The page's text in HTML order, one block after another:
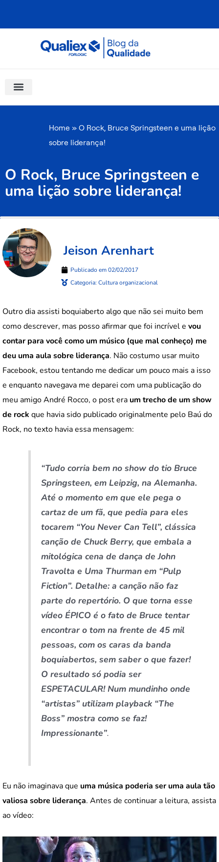
Home » O Rock, Bruce Springsteen e uma lição
sobre liderança!
O Rock, Bruce Springsteen e
uma lição sobre liderança!
Jeison Arenhart
Publicado em02/02/2017
Categoria: Cultura organizacional
Outro dia assisti boquiaberto algo que não sei muito bem
como descrever, mas posso afirmar que foi incrível e vou
contar para você como um músico (que mal conheço) me
deu uma aula sobre liderança. Não costumo usar muito
Facebook, estou tentando me dedicar um pouco mais a isso
e enquanto navegava me deparei com uma publicação do
meu amigo André Rocco, o post era um trecho de um show
de rock que havia sido publicado originalmente pelo Baú do
Rock, no texto havia essa mensagem:
“Tudo corria bem no show do tio Bruce
Springsteen, em Leipzig, na Alemanha.
Até o momento em que ele pega o
cartaz de um fã, que pedia para eles
tocarem “You Never Can Tell”, clássica
canção de Chuck Berry, que embala a
mitológica cena de dança de John
Travolta e Uma Thurman em “Pulp
Fiction”. Detalhe: a canção não faz
parte do repertório. O que torna esse
vídeo ÉPICO é o fato de Bruce tentar
encontrar o tom na frente de 45 mil
pessoas, com os caras da banda
boquiabertos, sem saber o que fazer!
O resultado só podia ser
ESPETACULAR! Num mundinho onde
“artistas” utilizam playback “The
Boss” mostra como se faz!
Impressionante”.
Eu não imaginava que uma música poderia ser uma aula tão
valiosa sobre liderança. Antes de continuar a leitura, assista
ao vídeo: